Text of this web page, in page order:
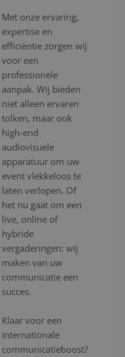
Met onze ervaring,
expertise en
efficiëntie zorgen wij
voor een
professionele
aanpak. Wij bieden
niet alleen ervaren
tolken, maar ook
high-end
audiovisuele
apparatuur om uw
event vlekkeloos te
laten verlopen. Of
het nu gaat om een
live, online of
hybride
vergaderingen: wij
maken van uw
communicatie een
succes.
Klaar voor een
internationale
communicatieboost?